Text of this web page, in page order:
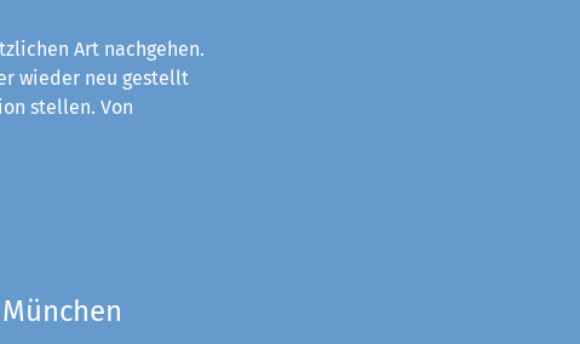
Art nachgehen.
wieder neu gestellt
stellen. Von